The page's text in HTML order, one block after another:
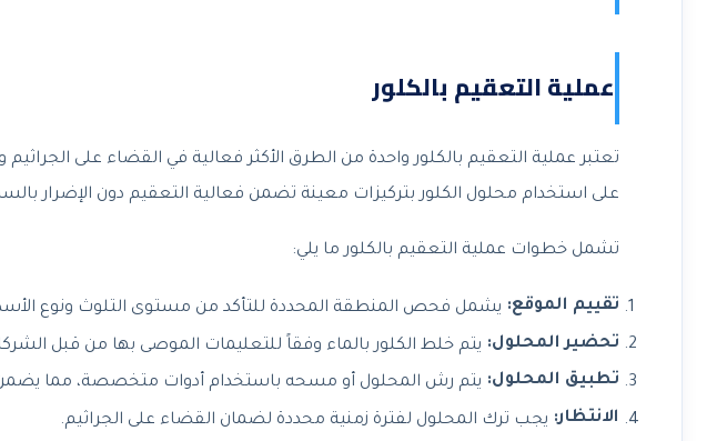
عملية التعقيم بالكلور
تعتبر عملية التعقيم بالكلور واحدة من الطرق الأكثر فعالية في القضاء على
على استخدام محلول الكلور بتركيزات معينة تضمن فعالية التعقيم دون الإضرار
تشمل خطوات عملية التعقيم بالكلور ما يلي:
تقييم الموقع: يشمل فحص المنطقة المحددة للتأكد من مستوى التلوث ونوع
تحضير المحلول: يتم خلط الكلور بالماء وفقاً للتعليمات الموصى بها من قبل
تطبيق المحلول: يتم رش المحلول أو مسحه باستخدام أدوات متخصصة، مما يضمن
الانتظار: يجب ترك المحلول لفترة زمنية محددة لضمان القضاء على الجراثيم.